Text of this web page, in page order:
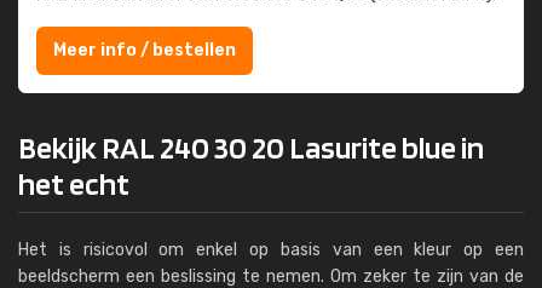
Meer info / bestellen
Bekijk RAL 240 30 20 Lasurite blue in
het echt
Het is risicovol om enkel op basis van een kleur op een
beeldscherm een beslissing te nemen. Om zeker te zijn van de